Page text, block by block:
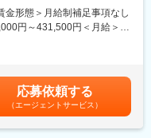
、その専門知識を活かした
です。エンジニアとしてIT
ける業務の観点から幅広く
開催されるセミナーや学会
担当者との連携及び情報共
金形態＞月給制補足事項なし
円～431,500円＜月給＞
する可能性があります。月
。
応募依頼する
（エージェントサービス）